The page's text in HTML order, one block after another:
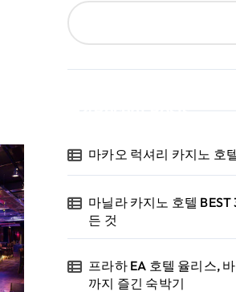
마카오 럭셔리 카지노 호
마닐라 카지노 호텔
든 것
프라하 EA 호텔 율리스,
까지 즐긴 숙박기